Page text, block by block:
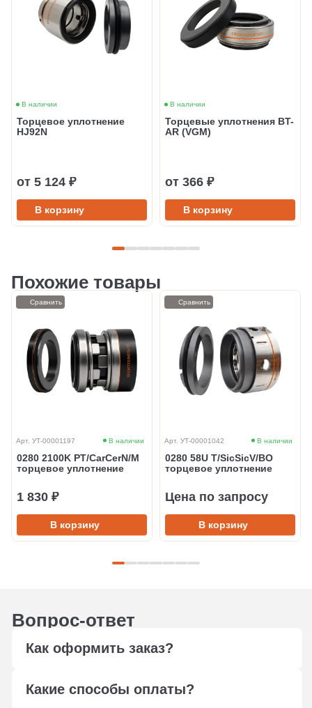
В наличии
Торцевое уплотнение
HJ92N
от 5 124 ₽
В корзину
В наличии
Торцевые уплотнения BT-
AR (VGM)
от 366 ₽
В корзину
Похожие товары
Арт. УТ-00001197 В наличии
0280 2100K PT/CarCerN/M
торцевое уплотнение
1 830 ₽
В корзину
Сравнить
Арт. УТ-00001042 В наличии
0280 58U T/SicSicV/BO
торцевое уплотнение
Цена по запросу
В корзину
Сравнить
Вопрос-ответ
Как оформить заказ?
Оформите заказ любым удобным способом: через
форму обратной связи, сформируйте корзину,
Какие способы оплаты?